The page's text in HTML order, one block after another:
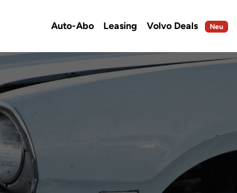
Auto-Abo Leasing Volvo Deals Neu